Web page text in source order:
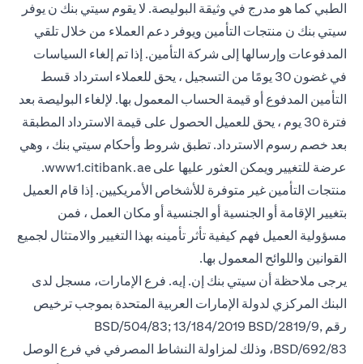
الطبي كما هو مدرج في وثيقة البوليصة. لا يقوم سيتي بنك ن يوفر
سيتي بنك ن منتجات التأمين ويوفر دعم العملاء من خلال تلقي
المدفوعات وإرسالها إلى شركة التأمين. إذا تم إلغاء السياسات
في غضون 30 يومًا من التسجيل ، يحق للعملاء استرداد قسط
التأمين المدفوع أو قيمة الحساب المعمول بها. لإلغاء البوليصة بعد
فترة 30 يوم ، يحق للعميل الحصول على قيمة الاسترداد المطبقة
بعد خصم رسوم الاسترداد. تطبق شروط وأحكام سيتي بنك ، وهي
عرضة للتغيير ويمكن العثور عليها على www1.citibank.ae
tab
.
منتجات التأمين غير متوفرة للأشخاص الأمريكيين. إذا قام العميل
بتغيير الإقامة أو الجنسية أو الجنسية أو مكان العمل ، فمن
مسؤولية العميل فهم كيفية تأثر تأمينه بهذا التغيير والامتثال لجميع
القوانين واللوائح المعمول بها.
يرجى ملاحظة أن سيتي بنك إن. إيه. فرع الإمارات، مسجل لدى
البنك المركزي لدولة الإمارات العربية المتحدة بموجب ترخيص
رقم BSD/504/83; 13/184/2019 BSD/2819/9,
BSD/692/83، وذلك لمزاولة النشاط المصرفي في فرع الوصل